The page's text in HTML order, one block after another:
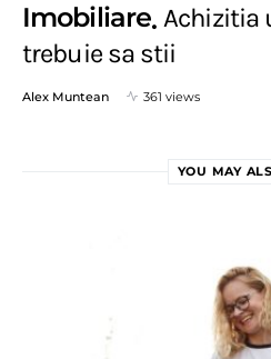
Imobiliare Achizitia
trebuie sa stii
Alex Muntean 361 views
YOU MAY